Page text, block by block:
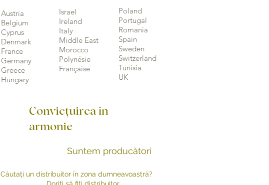
Austria
Belgium
Cyprus
Denmark
France
Germany
Greece
Hungary
Israel
Ireland
Italy
Middle East
Morocco
Polynésie
Française
Poland
Portugal
Romania
Spain
Sweden
Switzerland
Tunisia
UK
Conviețuirea în
armonie
Suntem producători
Căutați un distribuitor în zona dumneavoastră?